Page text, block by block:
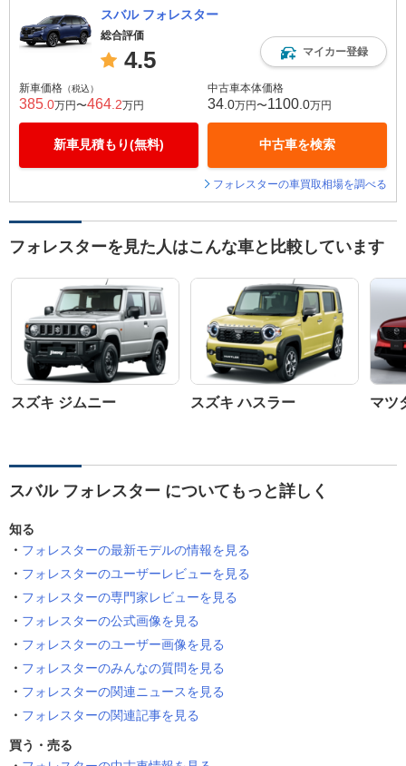
スバル フォレスター
総合評価
4.5 マイカー登録
新車価格 （税込）
385 .0万円〜464 .2万円
新車見積もり(無料)
中古車本体価格
34 .0万円〜1100 .0万円
中古車を検索
フォレスターの車買取相場を調べる
フォレスターを見た人はこんな車と比較しています
スズキ ジムニー スズキ ハスラー マツ
スバル フォレスター についてもっと詳しく
知る
フォレスターの最新モデルの情報を見る
フォレスターのユーザーレビューを見る
フォレスターの専門家レビューを見る
フォレスターの公式画像を見る
フォレスターのユーザー画像を見る
フォレスターのみんなの質問を見る
フォレスターの関連ニュースを見る
フォレスターの関連記事を見る
買う・売る